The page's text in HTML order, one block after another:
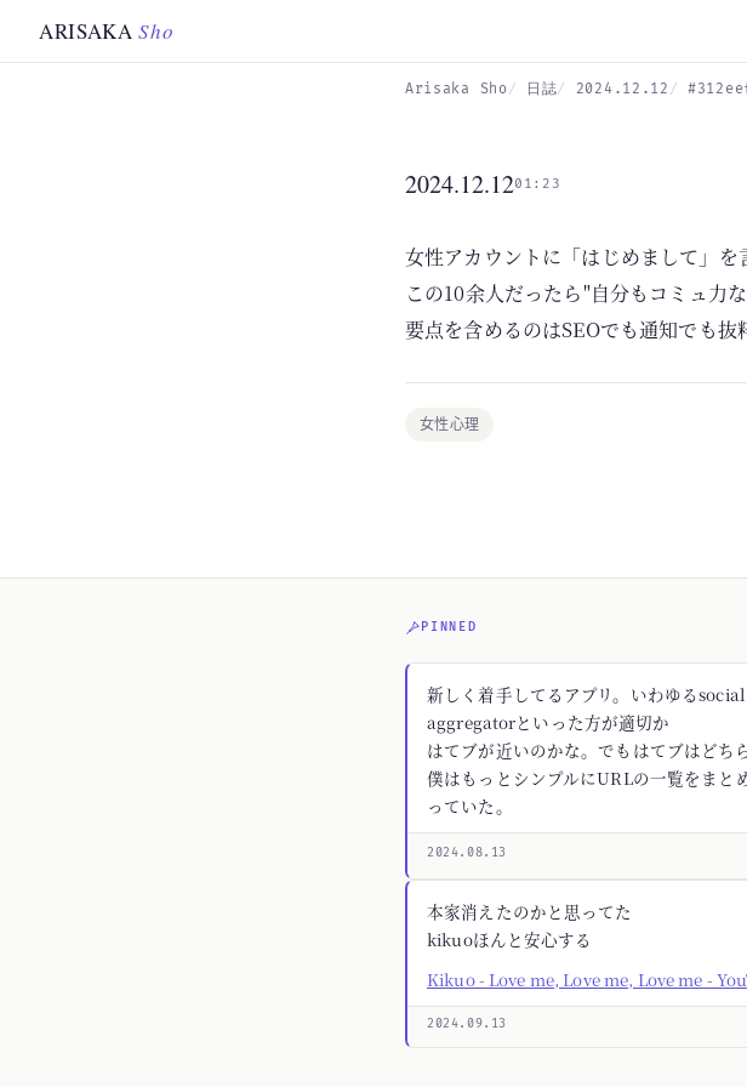
ARISAKASho
Arisaka Sho 日誌 2024.12.12
2024.12.1201:23
女性アカウントに「はじめまして」を
この10余人だったら"自分もコミュ力
要点を含めるのはSEOでも通知でも
女性心理
PINNED
新しく着手してるアプリ。いわゆる
aggregatorといった方が適切か
はてブが近いのかな。でもはてブはどち
僕はもっとシンプルにURLの一覧をまと
っていた。
2024.08.13
本家消えたのかと思ってた
kikuoほんと安心する
Kikuo - Love me, Love me, Love me -
2024.09.13